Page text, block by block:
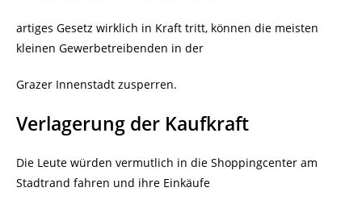
artiges Gesetz wirklich in Kraft tritt, können die meisten
kleinen Gewerbetreibenden in der
Grazer Innenstadt zusperren.
Verlagerung der Kaufkraft
Die Leute würden vermutlich in die Shoppingcenter am
Stadtrand fahren und ihre Einkäufe